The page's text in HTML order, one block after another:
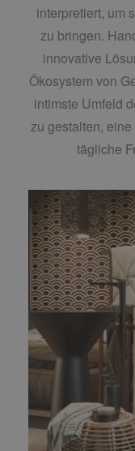
interpretiert, um
zu bringen.
innovative
Ökosystem von
intimste Umfeld
zu gestalten,
tägliche